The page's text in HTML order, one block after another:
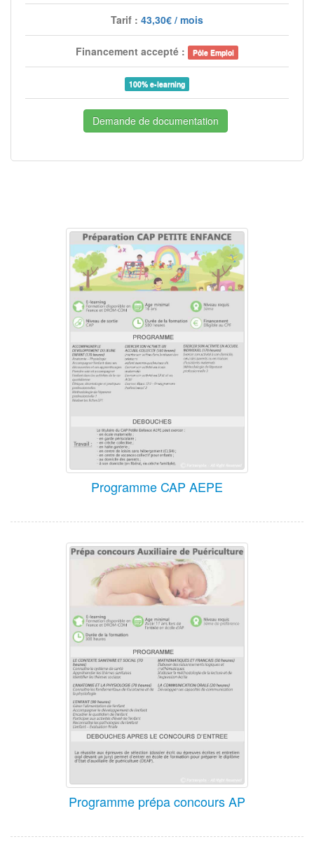
Tarif : 43,30€ / mois
Financement accepté : Pôle Emploi
100% e-learning
Demande de documentation
Programme CAP AEPE
Programme prépa concours AP